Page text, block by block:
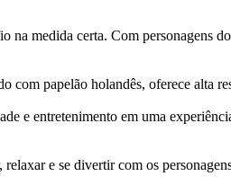
medida certa. Com personagens
papelão holandês, oferece alta
e entretenimento em uma
e se divertir com os